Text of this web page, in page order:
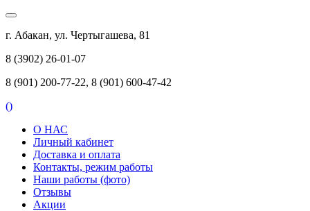
г. Абакан, ул. Чертыгашева, 81
8 (3902) 26-01-07
8 (901) 200-77-22, 8 (901) 600-47-42
()
О НАС
Личный кабинет
Доставка и оплата
Контакты, режим работы
Наши работы (фото)
Отзывы
Акции